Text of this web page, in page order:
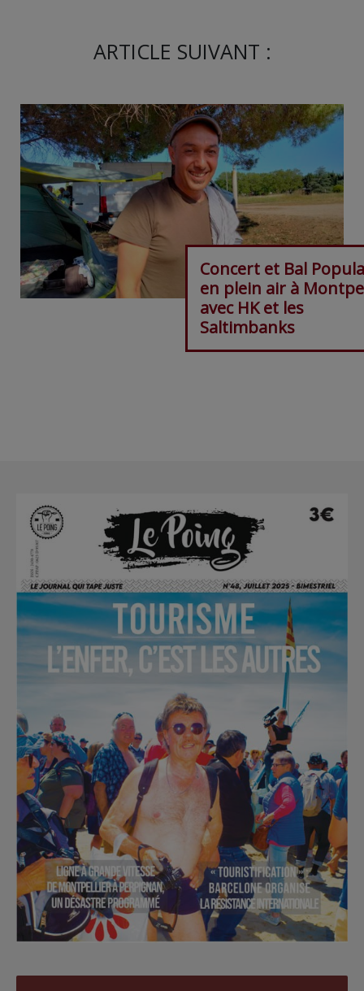
ARTICLE SUIVANT :
Concert et Bal
en plein air à
avec HK et les
Saltimbanks